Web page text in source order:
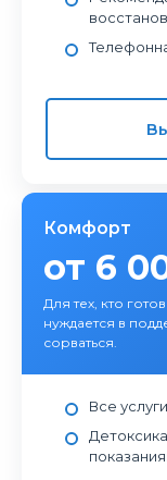
Комфорт
от 6
Для тех, кто
нуждается в
сорваться.
Все